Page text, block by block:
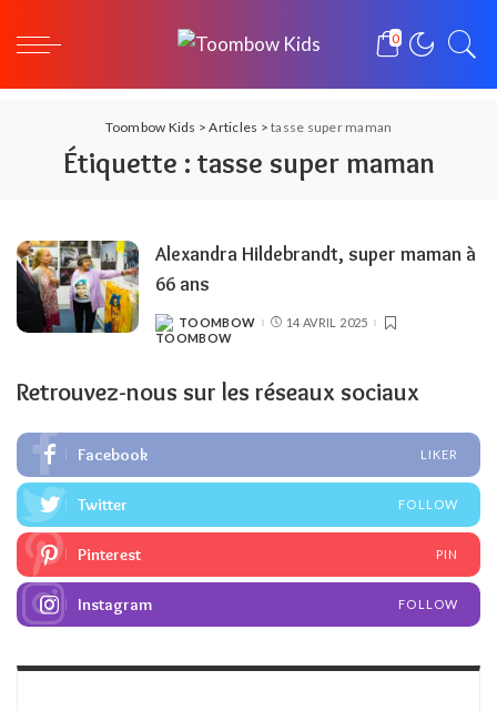
0
Toombow Kids >Articles >tasse super maman
Étiquette : tasse super maman
Alexandra Hildebrandt, super maman à
66 ans
POSTED
BY
TOOMBOW 14 AVRIL 2025
Retrouvez-nous sur les réseaux sociaux
Facebook LIKER
Twitter FOLLOW
Pinterest PIN
Instagram FOLLOW